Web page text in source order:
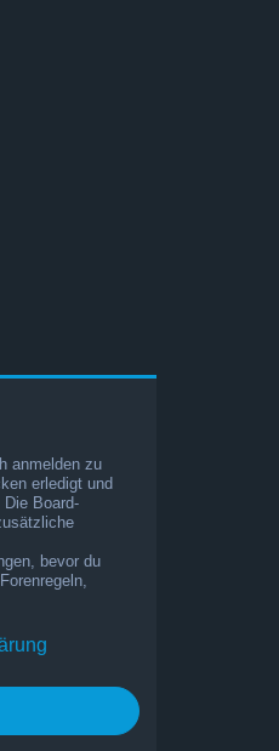
anmelden zu
erledigt und
Board-
bevor du